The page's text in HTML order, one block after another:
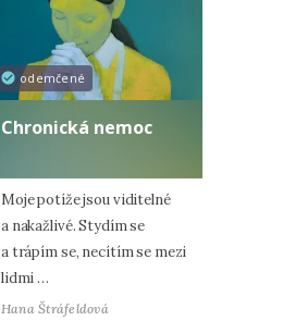
odemčené
Chronická nemoc
Moje potíže jsou viditelné
a nakažlivé. Stydím se
a trápím se, necítím se mezi
lidmi …
Hana Štráfeldová